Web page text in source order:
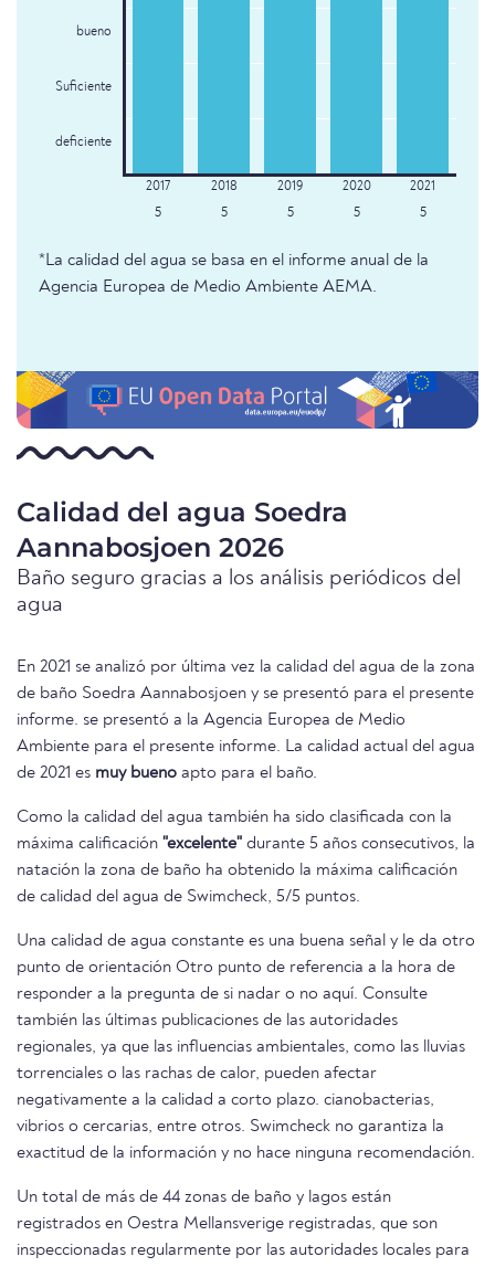
bueno
Suficiente
deficiente
5 5 5 5 5
*La calidad del agua se basa en el informe anual de la
Agencia Europea de Medio Ambiente AEMA.
Calidad del agua Soedra
Aannabosjoen 2026
Baño seguro gracias a los análisis periódicos del
agua
En 2021 se analizó por última vez la calidad del agua de la zona
de baño Soedra Aannabosjoen y se presentó para el presente
informe. se presentó a la Agencia Europea de Medio
Ambiente para el presente informe. La calidad actual del agua
de 2021 es muy bueno apto para el baño.
Como la calidad del agua también ha sido clasificada con la
máxima calificación "excelente" durante 5 años consecutivos, la
natación la zona de baño ha obtenido la máxima calificación
de calidad del agua de Swimcheck, 5/5 puntos.
Una calidad de agua constante es una buena señal y le da otro
punto de orientación Otro punto de referencia a la hora de
responder a la pregunta de si nadar o no aquí. Consulte
también las últimas publicaciones de las autoridades
regionales, ya que las influencias ambientales, como las lluvias
torrenciales o las rachas de calor, pueden afectar
negativamente a la calidad a corto plazo. cianobacterias,
vibrios o cercarias, entre otros. Swimcheck no garantiza la
exactitud de la información y no hace ninguna recomendación.
Un total de más de 44 zonas de baño y lagos están
registrados en Oestra Mellansverige registradas, que son
inspeccionadas regularmente por las autoridades locales para